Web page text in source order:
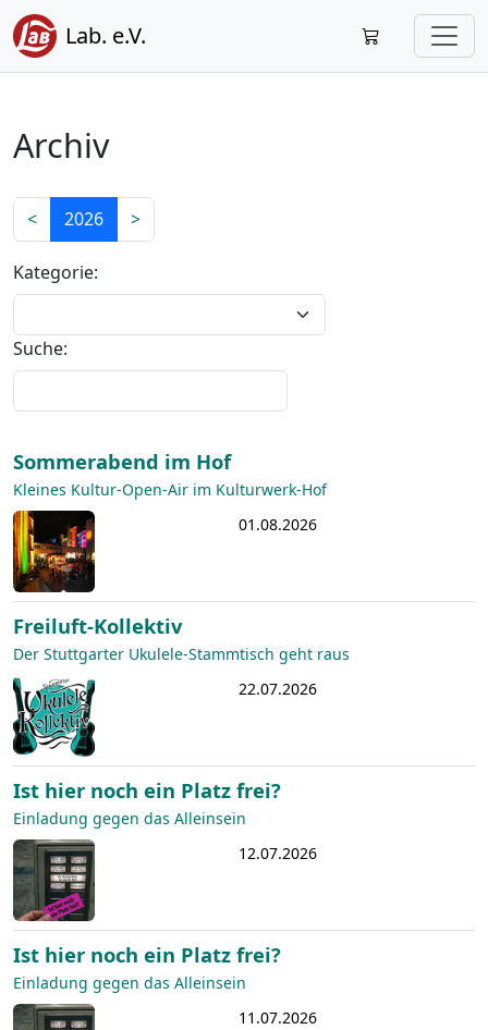
Lab. e.V.
Archiv
< 2026 >
Kategorie:
Suche:
Sommerabend im Hof
Kleines Kultur-Open-Air im Kulturwerk-Hof
01.08.2026
Freiluft-Kollektiv
Der Stuttgarter Ukulele-Stammtisch geht raus
22.07.2026
Ist hier noch ein Platz frei?
Einladung gegen das Alleinsein
12.07.2026
Ist hier noch ein Platz frei?
Einladung gegen das Alleinsein
11.07.2026